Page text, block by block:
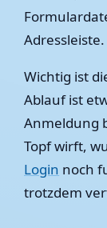
Adressleiste.
Wichtig ist
Ablauf ist
Anmeldung
Topf wirft,
Login noch
trotzdem